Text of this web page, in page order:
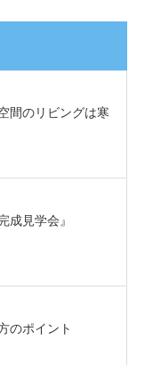
間のリビングは寒
成見学会』
のポイント